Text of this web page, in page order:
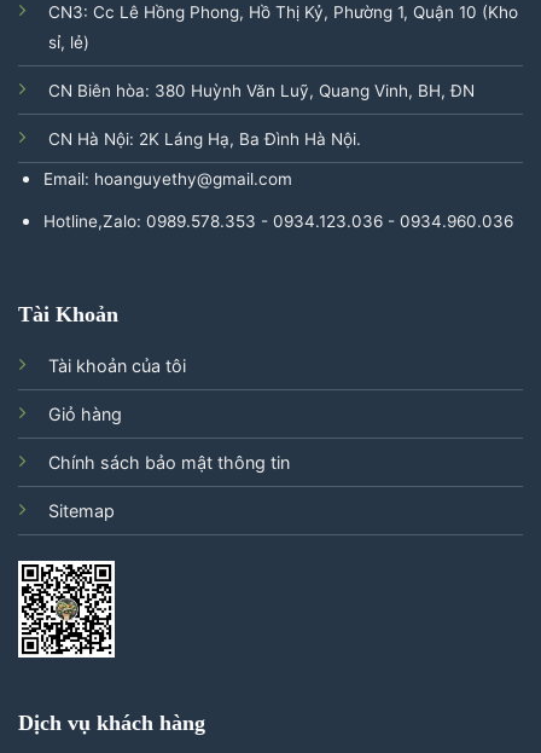
CN3: Cc Lê Hồng Phong, Hồ Thị Kỷ, Phường 1, Quận 10 (Kho
sỉ, lẻ)
CN Biên hòa: 380 Huỳnh Văn Luỹ, Quang Vinh, BH, ĐN
CN Hà Nội: 2K Láng Hạ, Ba Đình Hà Nội.
Email: hoanguyethy@gmail.com
Hotline,Zalo: 0989.578.353 - 0934.123.036 - 0934.960.036
Tài Khoản
Tài khoản của tôi
Giỏ hàng
Chính sách bảo mật thông tin
Sitemap
Dịch vụ khách hàng